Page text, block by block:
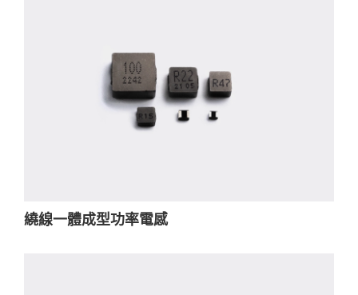
繞線一體成型功率電感